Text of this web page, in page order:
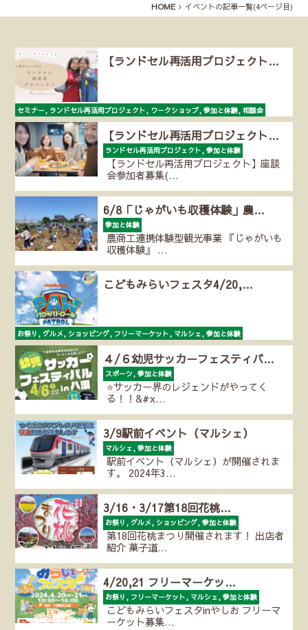
HOME イベントの記事一覧(4ページ目)
【ランドセル再活用プロジェクト…
セミナー, ランドセル再活用プロジェクト, ワークショップ, 参加と体験, 相談会
中高生の皆さん！参加しませんか？ 【ランドセル再活…
【ランドセル再活用プロジェクト…
ランドセル再活用プロジェクト, 参加と体験
【ランドセル再活用プロジェクト】座談
会参加者募集(…
6/8「じゃがいも収穫体験」農…
参加と体験
農商工連携体験型観光事業 『じゃがいも
収穫体験』 …
こどもみらいフェスタ4/20,…
お祭り, グルメ, ショッピング, フリーマーケット, マルシェ, 参加と体験
こどもみらいフェスタinやしお 2024年4月20日（土）…
４/６幼児サッカーフェスティバ…
スポーツ, 参加と体験
⭐サッカー界のレジェンドがやってく
る！！&#x…
3/9駅前イベント（マルシェ）
マルシェ, 参加と体験
駅前イベント（マルシェ）が開催されま
す。 2024年3…
3/16・3/17第18回花桃…
お祭り, グルメ, ショッピング, 参加と体験
第18回花桃まつり開催されます！ 出店者
紹介 菓子道…
4/20,21 フリーマーケッ…
お祭り, フリーマーケット, マルシェ, 参加と体験
こどもみらいフェスタinやしお フリーマ
ーケット募集…